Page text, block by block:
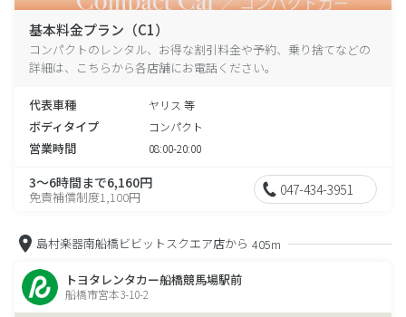
基本料金プラン（C1）
コンパクトのレンタル、お得な割引料金や予約、乗り捨てなどの
詳細は、こちらから各店舗にお電話ください。
代表車種 ヤリス 等
ボディタイプ コンパクト
営業時間 08:00-20:00
3～6時間まで6,160円
免責補償制度1,100円 047-434-3951
島村楽器南船橋ビビットスクエア店から 405m
トヨタレンタカー船橋競馬場駅前
船橋市宮本3-10-2